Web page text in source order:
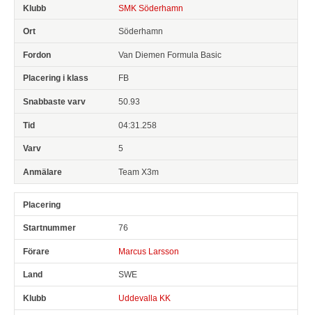
SMK Söderhamn
Söderhamn
Van Diemen Formula Basic
FB
50.93
04:31.258
5
Team X3m
76
Marcus Larsson
SWE
Uddevalla KK